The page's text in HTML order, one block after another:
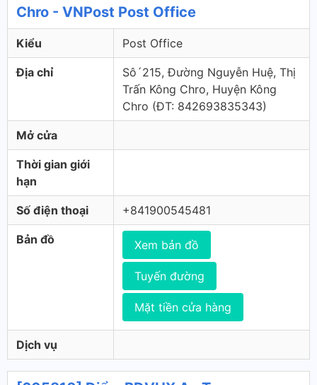
Chro - VNPost Post Office
Kiểu Post Office
Địa chỉ
Sô´215, Đường Nguyễn Huệ, Thị
Trấn Kông Chro, Huyện Kông
Chro (ÐT: 842693835343)
Mở cửa
Thời gian giới
hạn
Số điện thoại +841900545481
Bản đồ Xem bản đồ
Tuyến đường
Mặt tiền cửa hàng
Dịch vụ